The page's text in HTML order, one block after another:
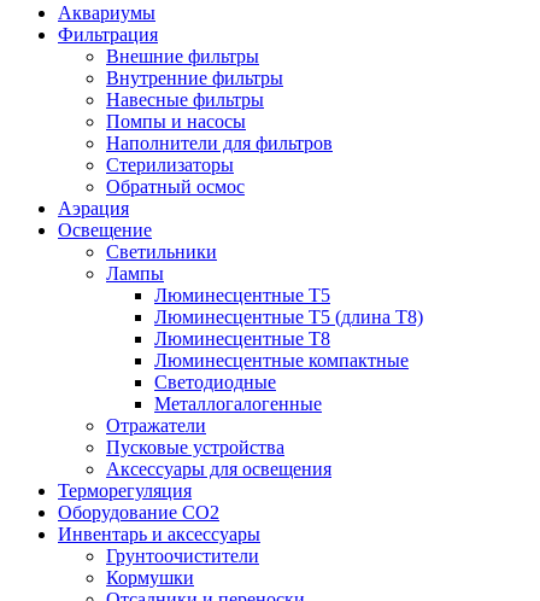
Аквариумы
Фильтрация
Внешние фильтры
Внутренние фильтры
Навесные фильтры
Помпы и насосы
Наполнители для фильтров
Стерилизаторы
Обратный осмос
Аэрация
Освещение
Светильники
Лампы
Люминесцентные T5
Люминесцентные T5 (длина T8)
Люминесцентные T8
Люминесцентные компактные
Светодиодные
Металлогалогенные
Отражатели
Пусковые устройства
Аксессуары для освещения
Терморегуляция
Оборудование CO2
Инвентарь и аксессуары
Грунтоочистители
Кормушки